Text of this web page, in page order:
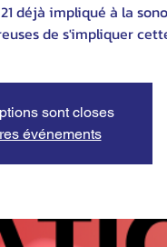
déjà impliqué à la
de s'impliquer
sont closes
événements